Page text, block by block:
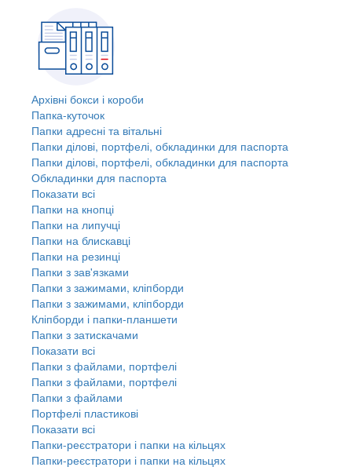
Архівні бокси і короби
Папка-куточок
Папки адресні та вітальні
Папки ділові, портфелі, обкладинки для паспорта
Папки ділові, портфелі, обкладинки для паспорта
Обкладинки для паспорта
Показати всі
Папки на кнопці
Папки на липучці
Папки на блискавці
Папки на резинці
Папки з зав'язками
Папки з зажимами, кліпборди
Папки з зажимами, кліпборди
Кліпборди і папки-планшети
Папки з затискачами
Показати всі
Папки з файлами, портфелі
Папки з файлами, портфелі
Папки з файлами
Портфелі пластикові
Показати всі
Папки-реєстратори і папки на кільцях
Папки-реєстратори і папки на кільцях